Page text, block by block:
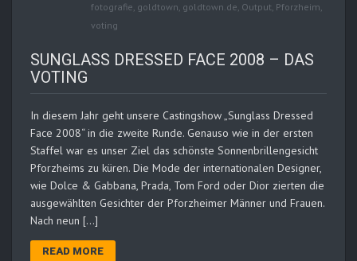
fotografie, goldtown, goldtown.de, Output, Pforzheim,
voting
SUNGLASS DRESSED FACE 2008 – DAS
VOTING
In diesem Jahr geht unsere Castingshow „Sunglass Dressed
Face 2008“ in die zweite Runde. Genauso wie in der ersten
Staffel war es unser Ziel das schönste Sonnenbrillengesicht
Pforzheims zu küren. Die Mode der internationalen Designer,
wie Dolce & Gabbana, Prada, Tom Ford oder Dior zierten die
ausgewählten Gesichter der Pforzheimer Männer und Frauen.
Nach neun […]
READ MORE